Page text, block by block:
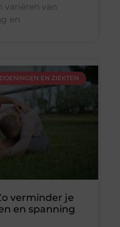
variëren van
en
EN ZIEKTEN
verminder je
en spanning